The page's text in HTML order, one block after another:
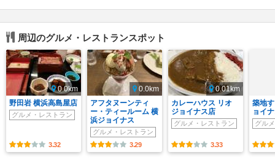
周辺のグルメ・レストランスポット
0.0km
野田岩 横浜高島屋店
グルメ・レストラン
3.32
0.0km
アフタヌーンティ
ー・ティールーム 横
浜ジョイナス
グルメ・レストラン
3.29
0.01km
カレーハウス リオ
ジョイナス店
グルメ・レストラン
3.33
築地
ョイ
グル